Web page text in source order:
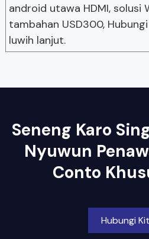
android utawa HDMI, solusi
tambahan USD300,
luwih lanjut.
Seneng Karo
Nyuwun
Conto
Hubungi